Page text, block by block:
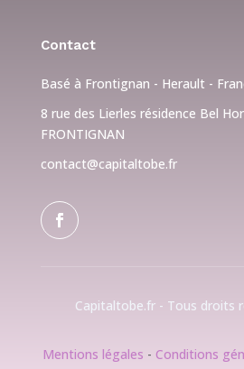
Contact
Basé à Frontignan - Herault -
8 rue des Lierles résidence Bel
FRONTIGNAN
contact@capitaltobe.fr
Capitaltobe.fr - Tous droits
Mentions légales -Conditions